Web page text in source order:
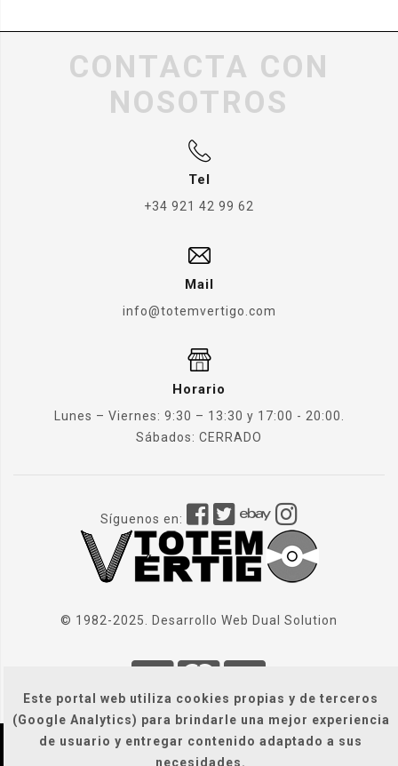
Este portal web utiliza cookies propias y de terceros
(Google Analytics) para brindarle una mejor experiencia
de usuario y entregar contenido adaptado a sus
necesidades.
CONTACTA CON
NOSOTROS
Tel
+34 921 42 99 62
Mail
info@totemvertigo.com
Horario
Lunes – Viernes: 9:30 – 13:30 y 17:00 - 20:00.
Sábados: CERRADO
Síguenos en:
© 1982-2025. Desarrollo Web Dual Solution
| Condiciones Generales